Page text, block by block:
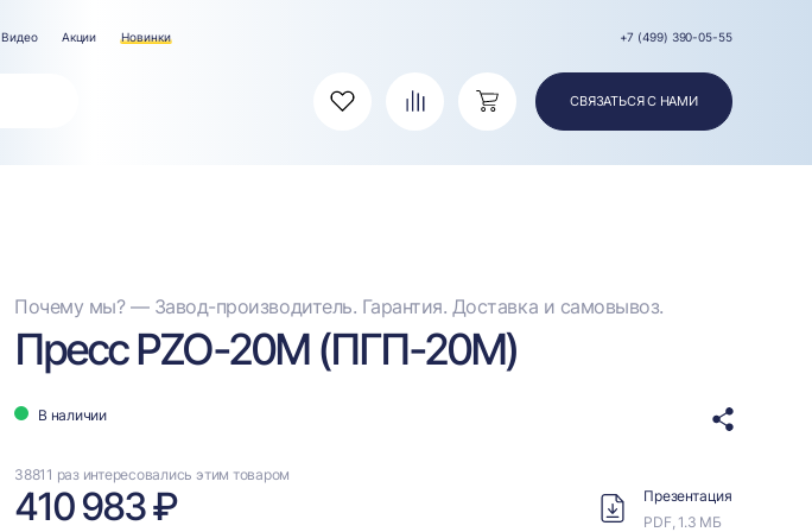
Видео Акции Новинки +7 (499) 390-05-55
Избранное СравнениеКорзина СВЯЗАТЬСЯ С НАМИ
Почему мы? — Завод-производитель. Гарантия. Доставка и самовывоз.
Пресс PZO-20М (ПГП-20М)
В наличии
38811 раз интересовались этим товаром
410 983 ₽
Презентация
PDF, 1.3 МБ